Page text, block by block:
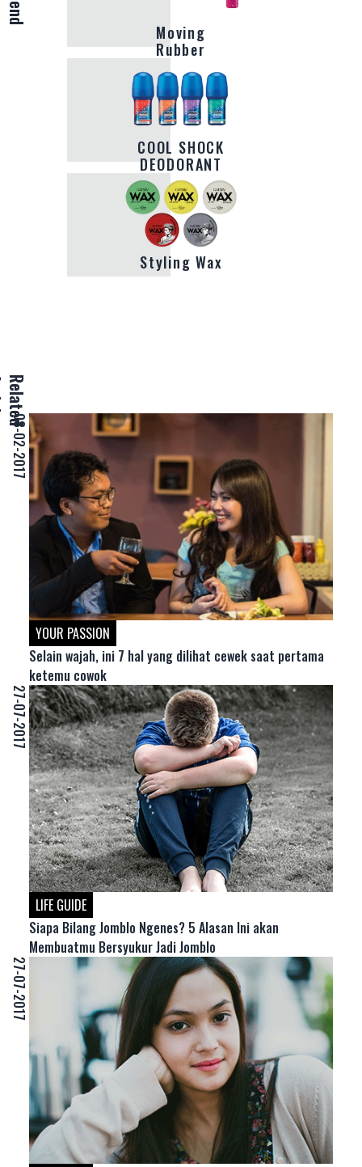
Moving
Rubber
COOL SHOCK
DEODORANT
Styling Wax
R
e
l
a
t
e
d
A
r
t
i
c
l
08-02-2017
YOUR PASSION
Selain wajah, ini 7 hal yang dilihat cewek saat pertama
ketemu cowok
27-07-2017
LIFE GUIDE
Siapa Bilang Jomblo Ngenes? 5 Alasan Ini akan
Membuatmu Bersyukur Jadi Jomblo
27-07-2017